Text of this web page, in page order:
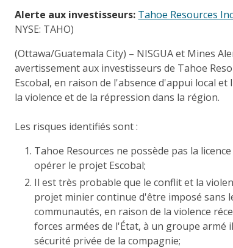
Alerte aux investisseurs: Tahoe Resources
NYSE: TAHO)
(Ottawa/Guatemala City) – NISGUA et Mines
avertissement aux investisseurs de Tahoe
Escobal, en raison de l'absence d'appui local
la violence et de la répression dans la région.
Les risques identifiés sont :
Tahoe Resources ne possède pas la
opérer le projet Escobal;
Il est très probable que le conflit et la
projet minier continue d'être imposé sans
communautés, en raison de la violence
forces armées de l'État, à un groupe armé
sécurité privée de la compagnie;